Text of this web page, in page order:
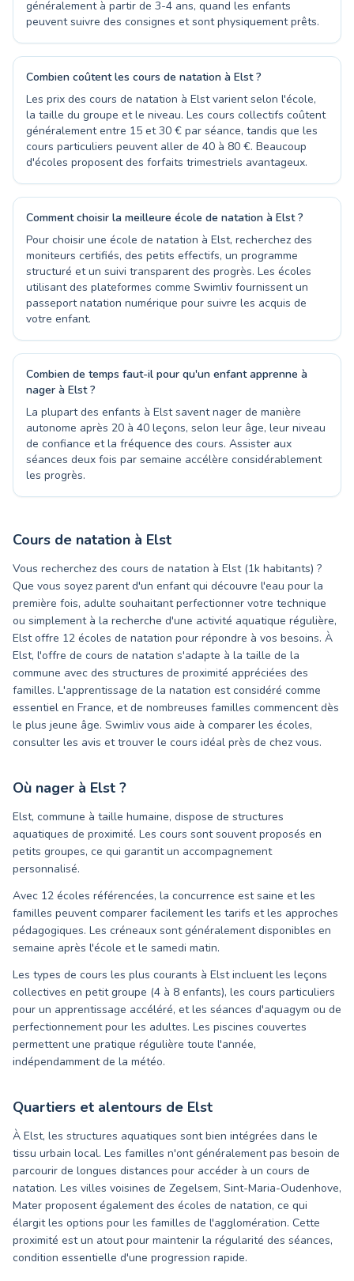
généralement à partir de 3-4 ans, quand les enfants
peuvent suivre des consignes et sont physiquement prêts.
Combien coûtent les cours de natation à Elst ?
Les prix des cours de natation à Elst varient selon l'école,
la taille du groupe et le niveau. Les cours collectifs coûtent
généralement entre 15 et 30 € par séance, tandis que les
cours particuliers peuvent aller de 40 à 80 €. Beaucoup
d'écoles proposent des forfaits trimestriels avantageux.
Comment choisir la meilleure école de natation à Elst ?
Pour choisir une école de natation à Elst, recherchez des
moniteurs certifiés, des petits effectifs, un programme
structuré et un suivi transparent des progrès. Les écoles
utilisant des plateformes comme Swimliv fournissent un
passeport natation numérique pour suivre les acquis de
votre enfant.
Combien de temps faut-il pour qu'un enfant apprenne à
nager à Elst ?
La plupart des enfants à Elst savent nager de manière
autonome après 20 à 40 leçons, selon leur âge, leur niveau
de confiance et la fréquence des cours. Assister aux
séances deux fois par semaine accélère considérablement
les progrès.
Cours de natation à Elst
Vous recherchez des cours de natation à Elst (1k habitants) ?
Que vous soyez parent d'un enfant qui découvre l'eau pour la
première fois, adulte souhaitant perfectionner votre technique
ou simplement à la recherche d'une activité aquatique régulière,
Elst offre 12 écoles de natation pour répondre à vos besoins. À
Elst, l'offre de cours de natation s'adapte à la taille de la
commune avec des structures de proximité appréciées des
familles. L'apprentissage de la natation est considéré comme
essentiel en France, et de nombreuses familles commencent dès
le plus jeune âge. Swimliv vous aide à comparer les écoles,
consulter les avis et trouver le cours idéal près de chez vous.
Où nager à Elst ?
Elst, commune à taille humaine, dispose de structures
aquatiques de proximité. Les cours sont souvent proposés en
petits groupes, ce qui garantit un accompagnement
personnalisé.
Avec 12 écoles référencées, la concurrence est saine et les
familles peuvent comparer facilement les tarifs et les approches
pédagogiques. Les créneaux sont généralement disponibles en
semaine après l'école et le samedi matin.
Les types de cours les plus courants à Elst incluent les leçons
collectives en petit groupe (4 à 8 enfants), les cours particuliers
pour un apprentissage accéléré, et les séances d'aquagym ou de
perfectionnement pour les adultes. Les piscines couvertes
permettent une pratique régulière toute l'année,
indépendamment de la météo.
Quartiers et alentours de Elst
À Elst, les structures aquatiques sont bien intégrées dans le
tissu urbain local. Les familles n'ont généralement pas besoin de
parcourir de longues distances pour accéder à un cours de
natation. Les villes voisines de Zegelsem, Sint-Maria-Oudenhove,
Mater proposent également des écoles de natation, ce qui
élargit les options pour les familles de l'agglomération. Cette
proximité est un atout pour maintenir la régularité des séances,
condition essentielle d'une progression rapide.